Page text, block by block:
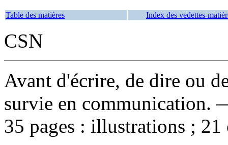
Table des matières Index des vedettes-
CSN
Avant d'écrire, de dire ou
survie en communication.
35 pages : illustrations ; 21